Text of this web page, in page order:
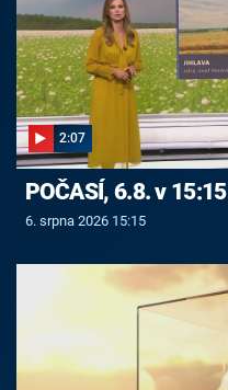
2:07
POČASÍ, 6.8. v 15:15
6. srpna 2026 15:15